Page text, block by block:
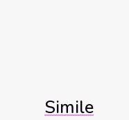
Simile